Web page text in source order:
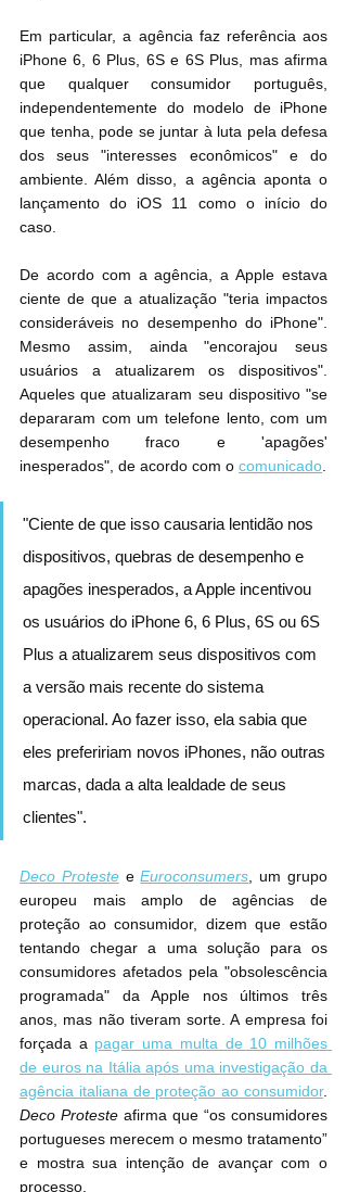
Em particular, a agência faz referência aos
‌iPhone‌ 6, 6 Plus, 6S e 6S Plus, mas afirma
que qualquer consumidor português,
independentemente do modelo ‌de iPhone‌
que tenha, pode se juntar à luta pela defesa
dos seus "interesses econômicos" e do
ambiente. Além disso, a agência aponta o
lançamento do iOS 11 como o início do
caso.
De acordo com a agência, a Apple estava
ciente de que a atualização "teria impactos
consideráveis ​​no desempenho do ‌iPhone‌".
Mesmo assim, ainda "encorajou seus
usuários a atualizarem os dispositivos".
Aqueles que atualizaram seu dispositivo "se
depararam com um telefone lento, com um
desempenho fraco e 'apagões'
inesperados", de acordo com o comunicado
"Ciente de que isso causaria lentidão nos
dispositivos, quebras de desempenho e
apagões inesperados, a Apple incentivou
os usuários do ‌iPhone‌ 6, 6 Plus, 6S ou 6S
Plus a atualizarem seus dispositivos com
a versão mais recente do sistema
operacional. Ao fazer isso, ela sabia que
eles prefeririam novos iPhones, não outras
marcas, dada a alta lealdade de seus
clientes".
Deco Proteste e Euroconsumers , um grupo
europeu mais amplo de agências de
proteção ao consumidor, dizem que estão
tentando chegar a uma solução para os
consumidores afetados pela "obsolescência
programada" da Apple nos últimos três
anos, mas não tiveram sorte. A empresa foi
forçada a pagar uma multa de 10 milhões
de euros na Itália após uma investigação da
agência italiana de proteção ao consumidor
Deco Proteste afirma que “os consumidores
portugueses merecem o mesmo tratamento”
e mostra sua intenção de avançar com o
processo.